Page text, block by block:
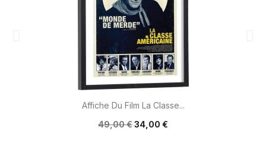
Affiche Du Film La Classe...
49,00 €34,00 €